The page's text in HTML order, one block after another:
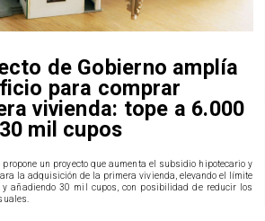
de Gobierno amplía
para comprar
vivienda: tope a 6.000
mil cupos
propone un proyecto que aumenta el subsidio hipotecario y
la adquisición de la primera vivienda, elevando el límite
y añadiendo 30 mil cupos, con posibilidad de reducir los